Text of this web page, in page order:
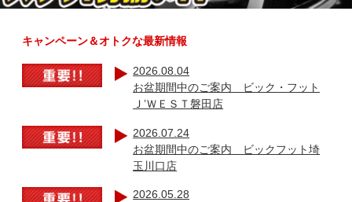
キャンペーン＆オトクな最新情報
2026.08.04
お盆期間中のご案内 ビック・フット
Ｊ’ＷＥＳＴ磐田店
2026.07.24
お盆期間中のご案内 ビックフット埼
玉川口店
2026.05.28